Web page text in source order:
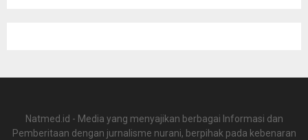
Natmed.id - Media yang menyajikan berbagai Informasi dan
Pemberitaan dengan jurnalisme nurani, berpihak pada kebenaran